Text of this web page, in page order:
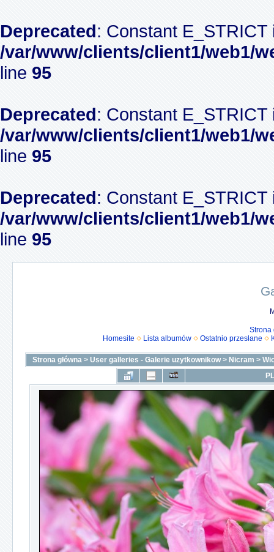
Deprecated: Constant
/var/www/clients/client1/web1/
line 95
Deprecated: Constant
/var/www/clients/client1/web1/
line 95
Deprecated: Constant
/var/www/clients/client1/web1/
line 95
Strona
Homesite
Lista albumów Ostatnio przesłane
Strona główna > User galleries - Galerie uzytkownikow> Nicram >